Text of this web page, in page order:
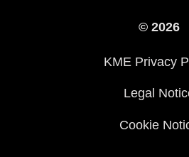
Gebruikershandleidingen
Kawasaki Road Assistance
Veelgestelde Vragen
© 2026
KME Privacy
Legal
Cookie